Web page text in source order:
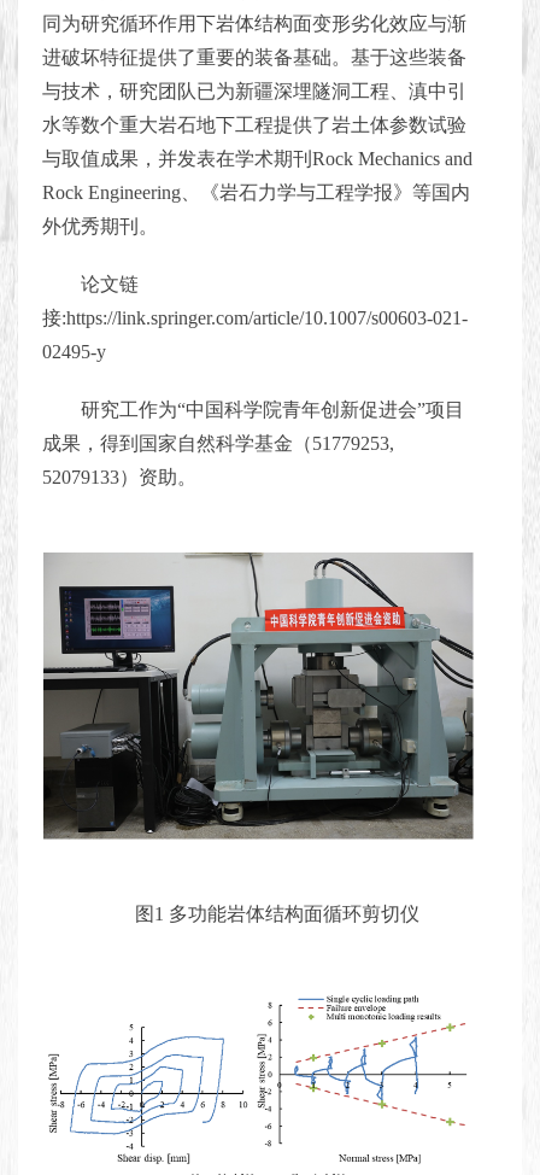
同为研究循环作用下岩体结构面变形劣化效应与渐
进破坏特征提供了重要的装备基础。基于这些装备
与技术，研究团队已为新疆深埋隧洞工程、滇中引
水等数个重大岩石地下工程提供了岩土体参数试验
与取值成果，并发表在学术期刊Rock Mechanics and
Rock Engineering、《岩石力学与工程学报》 等国内
外优秀期刊。
论文链
接:https://link.springer.com/article/10.1007/s00603-021-
02495-y
研究工作为“中国科学院青年创新促进会”项目
成果，得到国家自然科学基金（51779253,
52079133）资助。
图1 多功能岩体结构面循环剪切仪